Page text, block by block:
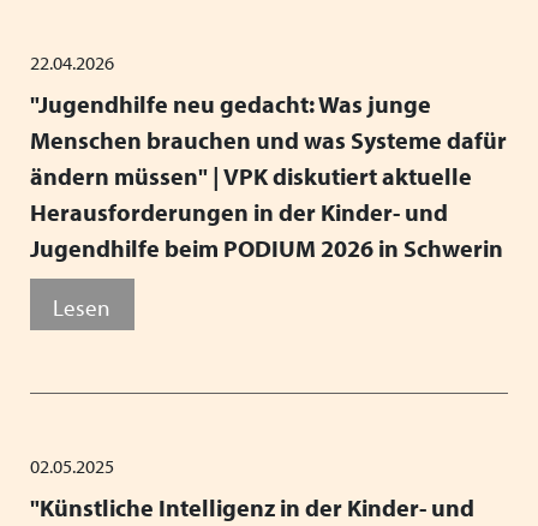
Grundsätze der Arbeit
Präsidium und Geschäftsstelle
Satzung
Links
VPK-Zeitschrift „Blickpunkt Jugendhilfe“
VPK-Schriftenreihe
Fachbeiträge
VPK-Podcast
Finden Sie bundesweit passende
Plätze für Kinder und Jugendliche in
den VPK-Mitgliedseinrichtungen:
www.vpk-einrichtungen.de
22.04.2026
"Jugendhilfe neu gedacht: Was junge
Menschen brauchen und was Systeme dafür
ändern müssen" | VPK diskutiert aktuelle
Herausforderungen in der Kinder- und
Jugendhilfe beim PODIUM 2026 in Schwerin
Lesen
02.05.2025
"Künstliche Intelligenz in der Kinder- und